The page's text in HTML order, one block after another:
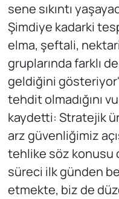
sene sıkıntı
Şimdiye kadarki
elma, şeftali,
gruplarında farklı
geldiğini
tehdit olmadığını
kaydetti: Stratejik
arz güvenliğimiz
tehlike söz konusu
süreci ilk günden
etmekte, biz de